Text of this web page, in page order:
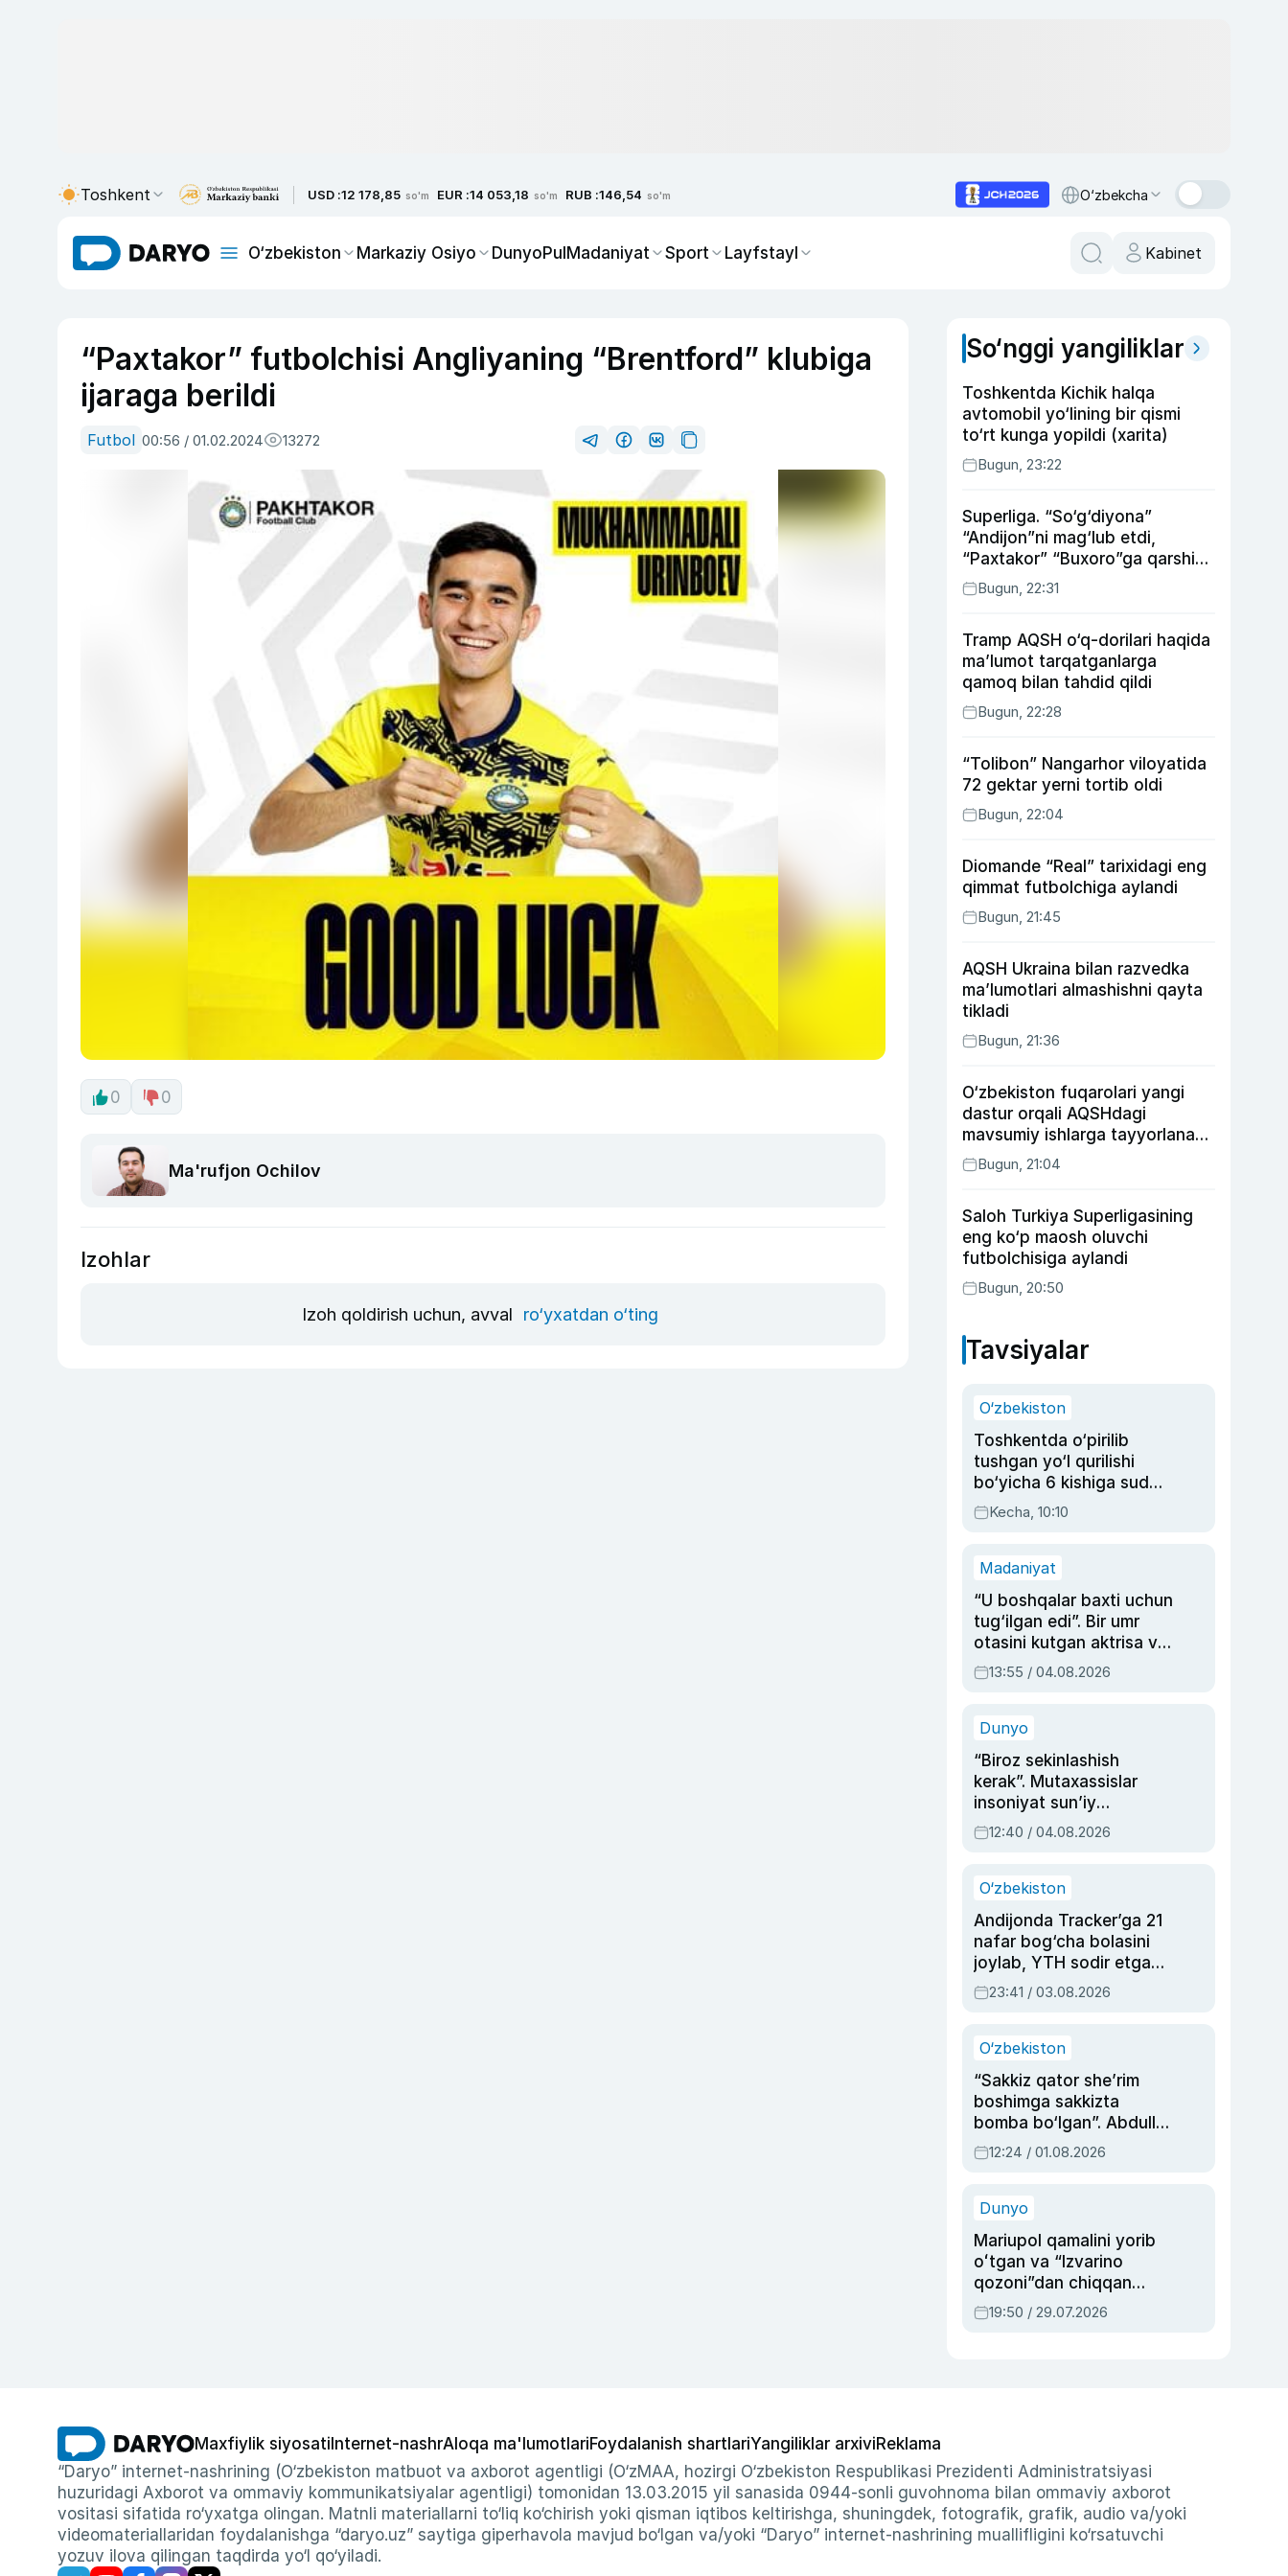
Toshkent USD :12 178,85 so'm EUR :14 053,18 so'm RUB :146,54 so'm O‘zbekcha
O‘zbekiston Markaziy Osiyo DunyoPulMadaniyat Sport Layfstayl Kabinet
“Paxtakor” futbolchisi Angliyaning “Brentford” klubiga
ijaraga berildi
Futbol 00:56 / 01.02.2024 13272
0 0
Ma'rufjon Ochilov
Izohlar
Izoh qoldirish uchun, avval ro‘yxatdan o‘ting
So‘nggi yangiliklar
Toshkentda Kichik halqa
avtomobil yo‘lining bir qismi
to‘rt kunga yopildi (xarita)
Bugun, 23:22
Superliga. “So‘g‘diyona”
“Andijon”ni mag‘lub etdi,
“Paxtakor” “Buxoro”ga qarshi
bahsda g‘alabani qo‘ldan
chiqardi
Bugun, 22:31
Tramp AQSH o‘q-dorilari haqida
ma’lumot tarqatganlarga
qamoq bilan tahdid qildi
Bugun, 22:28
“Tolibon” Nangarhor viloyatida
72 gektar yerni tortib oldi
Bugun, 22:04
Diomande “Real” tarixidagi eng
qimmat futbolchiga aylandi
Bugun, 21:45
AQSH Ukraina bilan razvedka
ma’lumotlari almashishni qayta
tikladi
Bugun, 21:36
O‘zbekiston fuqarolari yangi
dastur orqali AQSHdagi
mavsumiy ishlarga tayyorlanadi
va joylashtiriladi
Bugun, 21:04
Saloh Turkiya Superligasining
eng ko‘p maosh oluvchi
futbolchisiga aylandi
Bugun, 20:50
Tavsiyalar
O‘zbekiston
Toshkentda o‘pirilib
tushgan yo‘l qurilishi
bo‘yicha 6 kishiga sud
hukmi o‘qildi
Kecha, 10:10
Madaniyat
“U boshqalar baxti uchun
tug‘ilgan edi”. Bir umr
otasini kutgan aktrisa va
dublyaj ustasi Rimma
Ahmedovaning
13:55 / 04.08.2026
Dunyo
“Biroz sekinlashish
kerak”. Mutaxassislar
insoniyat sun’iy
intellektni boshqara
olmay qolishidan xavotir
12:40 / 04.08.2026
O‘zbekiston
Andijonda Tracker’ga 21
nafar bog‘cha bolasini
joylab, YTH sodir etgan
ayolga sud hukmi o‘qildi
23:41 / 03.08.2026
O‘zbekiston
“Sakkiz qator she’rim
boshimga sakkizta
bomba bo‘lgan”. Abdulla
Oripovni siyosiy
ayblovlardan asrab
12:24 / 01.08.2026
Dunyo
Mariupol qamalini yorib
oʻtgan va “Izvarino
qozoni”dan chiqqan
qahramon — Ukraina
armiyasi bosh
19:50 / 29.07.2026
Maxfiylik siyosati Internet-nashrAloqa ma'lumotlariFoydalanish shartlariYangiliklar arxiviReklama
“Daryo” internet-nashrining (O‘zbekiston matbuot va axborot agentligi (O‘zMAA, hozirgi O‘zbekiston Respublikasi Prezidenti Administratsiyasi
huzuridagi Axborot va ommaviy kommunikatsiyalar agentligi) tomonidan 13.03.2015 yil sanasida 0944-sonli guvohnoma bilan ommaviy axborot
vositasi sifatida ro‘yxatga olingan. Matnli materiallarni to‘liq ko‘chirish yoki qisman iqtibos keltirishga, shuningdek, fotografik, grafik, audio va/yoki
videomateriallaridan foydalanishga “daryo.uz” saytiga giperhavola mavjud bo‘lgan va/yoki “Daryo” internet-nashrining muallifligini ko‘rsatuvchi
yozuv ilova qilingan taqdirda yo‘l qo‘yiladi.